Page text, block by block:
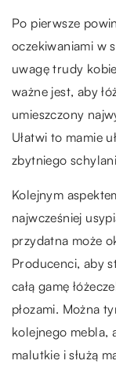
Po pierwsze
oczekiwaniami w
uwagę trudy
ważne jest, aby
umieszczony
Ułatwi to mamie
zbytniego
Kolejnym
najwcześniej
przydatna może
Producenci, aby
całą gamę
płozami. Można
kolejnego mebla,
malutkie i służą